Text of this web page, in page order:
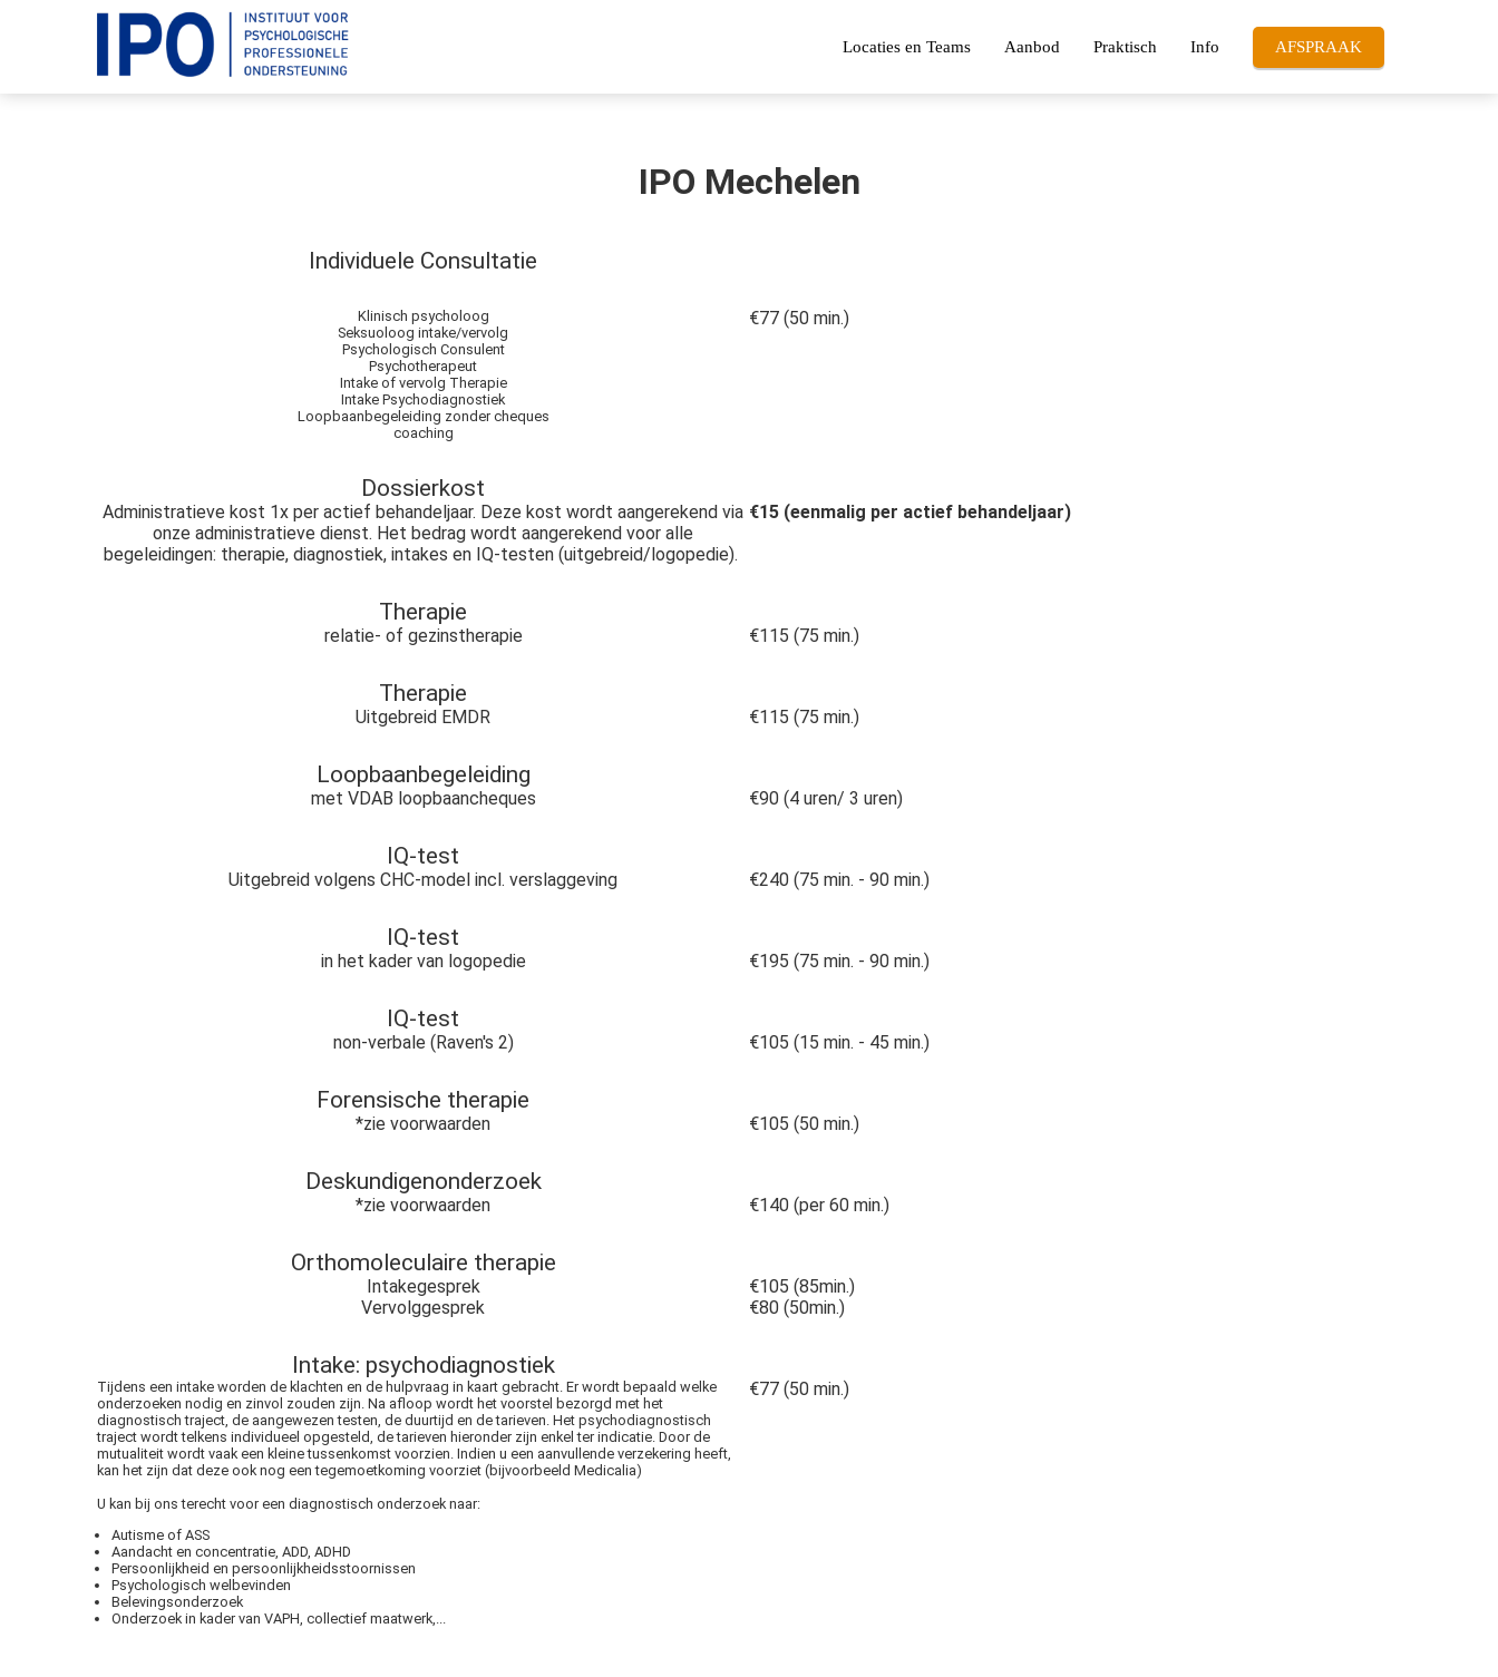
Locaties en Teams Aanbod Praktisch Info AFSPRAAK
IPO Mechelen
Individuele Consultatie
Klinisch psycholoog
Seksuoloog intake/vervolg
Psychologisch Consulent
Psychotherapeut
Intake of vervolg Therapie
Intake Psychodiagnostiek
Loopbaanbegeleiding zonder cheques
coaching
€77 (50 min.)
Dossierkost
Administratieve kost 1x per actief behandeljaar. Deze kost wordt aangerekend via
onze administratieve dienst. Het bedrag wordt aangerekend voor alle
begeleidingen: therapie, diagnostiek, intakes en IQ-testen (uitgebreid/logopedie).
€15 (eenmalig per actief behandeljaar)
Therapie
relatie- of gezinstherapie €115 (75 min.)
Therapie
Uitgebreid EMDR €115 (75 min.)
Loopbaanbegeleiding
met VDAB loopbaancheques €90 (4 uren/ 3 uren)
IQ-test
Uitgebreid volgens CHC-model incl. verslaggeving €240 (75 min. - 90 min.)
IQ-test
in het kader van logopedie €195 (75 min. - 90 min.)
IQ-test
non-verbale (Raven's 2) €105 (15 min. - 45 min.)
Forensische therapie
*zie voorwaarden €105 (50 min.)
Deskundigenonderzoek
*zie voorwaarden €140 (per 60 min.)
Orthomoleculaire therapie
Intakegesprek
€105 (85min.)
Vervolggesprek
€80 (50min.)
Intake: psychodiagnostiek
Tijdens een intake worden de klachten en de hulpvraag in kaart gebracht. Er wordt bepaald welke
onderzoeken nodig en zinvol zouden zijn. Na afloop wordt het voorstel bezorgd met het
diagnostisch traject, de aangewezen testen, de duurtijd en de tarieven. Het psychodiagnostisch
traject wordt telkens individueel opgesteld, de tarieven hieronder zijn enkel ter indicatie. Door de
mutualiteit wordt vaak een kleine tussenkomst voorzien. Indien u een aanvullende verzekering heeft,
kan het zijn dat deze ook nog een tegemoetkoming voorziet (bijvoorbeeld Medicalia)
U kan bij ons terecht voor een diagnostisch onderzoek naar:
Autisme of ASS
Aandacht en concentratie, ADD, ADHD
Persoonlijkheid en persoonlijkheidsstoornissen
Psychologisch welbevinden
Belevingsonderzoek
Onderzoek in kader van VAPH, collectief maatwerk,...
€77 (50 min.)